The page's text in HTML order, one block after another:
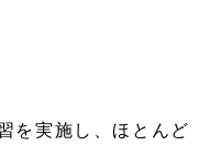
を実施し、ほとんど